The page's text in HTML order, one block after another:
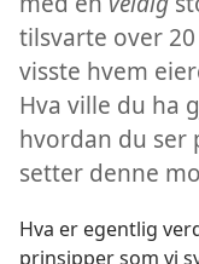
tilsvarte over
visste hvem
Hva ville du ha
hvordan du
setter denne
Hva er egentlig
prinsipper som vi